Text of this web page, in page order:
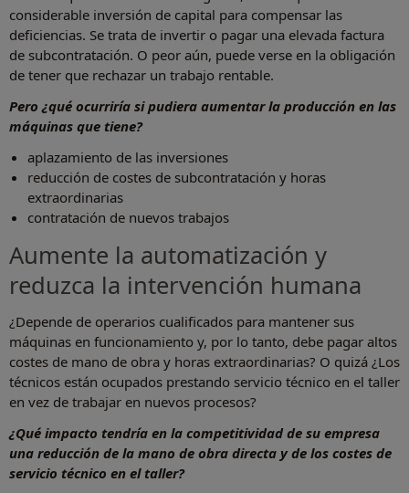
considerable inversión de capital para compensar las
deficiencias. Se trata de invertir o pagar una elevada factura
de subcontratación. O peor aún, puede verse en la obligación
de tener que rechazar un trabajo rentable.
Pero ¿qué ocurriría si pudiera aumentar la producción en las
máquinas que tiene?
aplazamiento de las inversiones
reducción de costes de subcontratación y horas
extraordinarias
contratación de nuevos trabajos
Aumente la automatización y
reduzca la intervención humana
¿Depende de operarios cualificados para mantener sus
máquinas en funcionamiento y, por lo tanto, debe pagar altos
costes de mano de obra y horas extraordinarias? O quizá ¿Los
técnicos están ocupados prestando servicio técnico en el taller
en vez de trabajar en nuevos procesos?
¿Qué impacto tendría en la competitividad de su empresa
una reducción de la mano de obra directa y de los costes de
servicio técnico en el taller?